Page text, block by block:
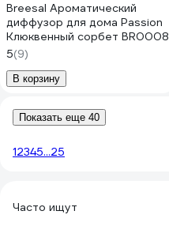
Breesal Ароматический
диффузор для дома Passion
Клюквенный сорбет BR0008
5(9)
В корзину
Показать еще 40
12345...25
Часто ищут